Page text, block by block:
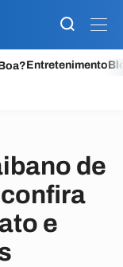
Entretenimento
de
e